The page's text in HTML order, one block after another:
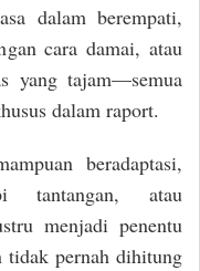
dalam berempati,
cara damai, atau
yang tajam—semua
dalam raport.
beradaptasi,
tantangan, atau
menjadi penentu
tidak pernah dihitung